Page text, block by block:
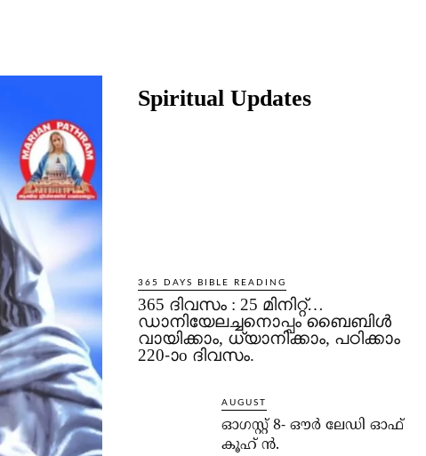
Spiritual Updates
365 DAYS BIBLE READING
365 ദിവസം : 25 മിനിറ്റ്…
ഡാനിയേലച്ചനൊപ്പം ബൈബിൾ
വായിക്കാം, ധ്യാനിക്കാം, പഠിക്കാം
220-ാo ദിവസം.
AUGUST
ഓഗസ്റ്റ് 8- ഔര്‍ ലേഡി ഓഫ്
കൂഹ് ന്‍.